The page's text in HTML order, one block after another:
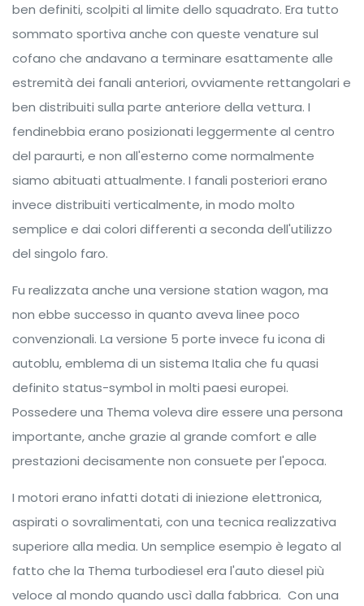
ben definiti, scolpiti al limite dello squadrato. Era tutto
sommato sportiva anche con queste venature sul
cofano che andavano a terminare esattamente alle
estremità dei fanali anteriori, ovviamente rettangolari e
ben distribuiti sulla parte anteriore della vettura. I
fendinebbia erano posizionati leggermente al centro
del paraurti, e non all'esterno come normalmente
siamo abituati attualmente. I fanali posteriori erano
invece distribuiti verticalmente, in modo molto
semplice e dai colori differenti a seconda dell'utilizzo
del singolo faro.
Fu realizzata anche una versione station wagon, ma
non ebbe successo in quanto aveva linee poco
convenzionali. La versione 5 porte invece fu icona di
autoblu, emblema di un sistema Italia che fu quasi
definito status-symbol in molti paesi europei.
Possedere una Thema voleva dire essere una persona
importante, anche grazie al grande comfort e alle
prestazioni decisamente non consuete per l'epoca.
I motori erano infatti dotati di iniezione elettronica,
aspirati o sovralimentati, con una tecnica realizzativa
superiore alla media. Un semplice esempio è legato al
fatto che la Thema turbodiesel era l'auto diesel più
veloce al mondo quando uscì dalla fabbrica. Con una